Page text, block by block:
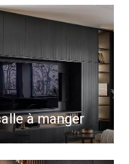
à manger